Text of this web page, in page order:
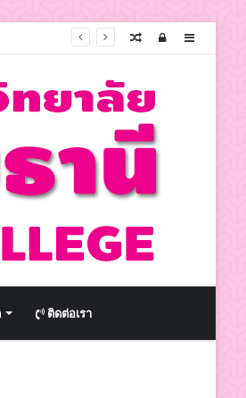
Sidebar
Log
Random
ติดต่อเรา